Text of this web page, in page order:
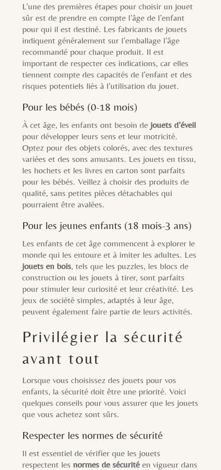
L’une des premières étapes pour choisir un jouet
sûr est de prendre en compte l’âge de l’enfant
pour qui il est destiné. Les fabricants de jouets
indiquent généralement sur l’emballage l’âge
recommandé pour chaque produit. Il est
important de respecter ces indications, car elles
tiennent compte des capacités de l’enfant et des
risques potentiels liés à l’utilisation du jouet.
Pour les bébés (0-18 mois)
À cet âge, les enfants ont besoin de jouets d’éveil
pour développer leurs sens et leur motricité.
Optez pour des objets colorés, avec des textures
variées et des sons amusants. Les jouets en tissu,
les hochets et les livres en carton sont parfaits
pour les bébés. Veillez à choisir des produits de
qualité, sans petites pièces détachables qui
pourraient être avalées.
Pour les jeunes enfants (18 mois-3 ans)
Les enfants de cet âge commencent à explorer le
monde qui les entoure et à imiter les adultes. Les
jouets en bois, tels que les puzzles, les blocs de
construction ou les jouets à tirer, sont parfaits
pour stimuler leur curiosité et leur créativité. Les
jeux de société simples, adaptés à leur âge,
peuvent également faire partie de leurs activités.
Privilégier la sécurité
avant tout
Lorsque vous choisissez des jouets pour vos
enfants, la sécurité doit être une priorité. Voici
quelques conseils pour vous assurer que les jouets
que vous achetez sont sûrs.
Respecter les normes de sécurité
Il est essentiel de vérifier que les jouets
respectent les normes de sécuritéen vigueur dans